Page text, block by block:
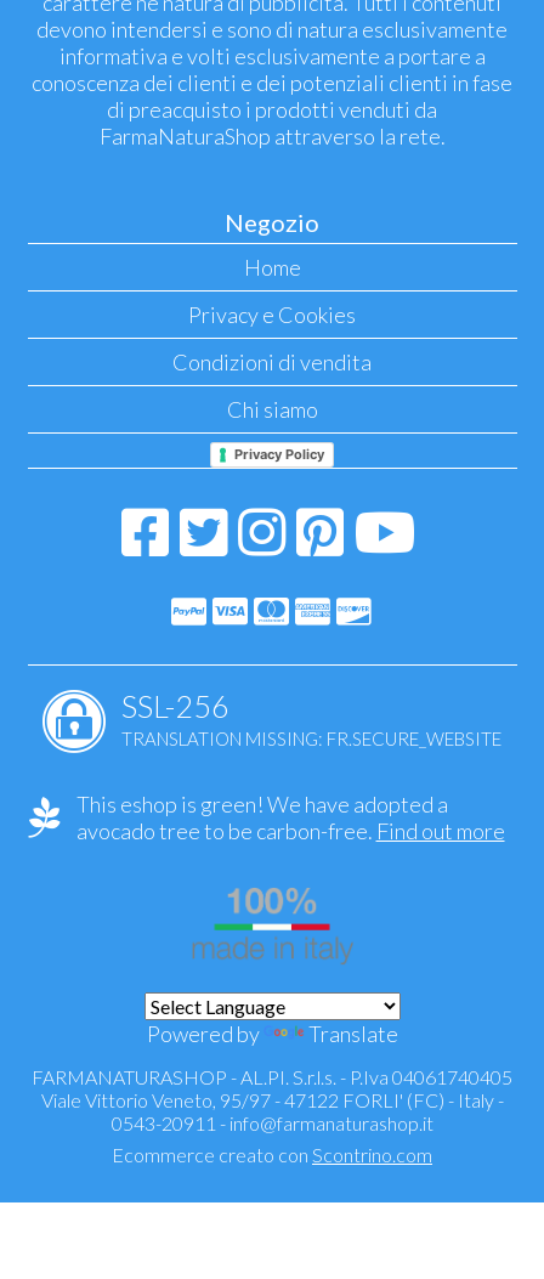
devono intendersi e sono di natura esclusivamente
informativa e volti esclusivamente a portare a
conoscenza dei clienti e dei potenziali clienti in fase
di preacquisto i prodotti venduti da
FarmaNaturaShop attraverso la rete.
Negozio
Home
Privacy e Cookies
Condizioni di vendita
Chi siamo
Privacy Policy
SSL-256
TRANSLATION MISSING: FR.SECURE_WEBSITE
This eshop is green! We have adopted a
avocado tree to be carbon-free. Find out more
Powered by Translate
FARMANATURASHOP - AL.PI. S.r.l.s. - P.Iva 04061740405
Viale Vittorio Veneto, 95/97 - 47122 FORLI' (FC) - Italy -
0543-20911 - info@farmanaturashop.it
Ecommerce creato con Scontrino.com